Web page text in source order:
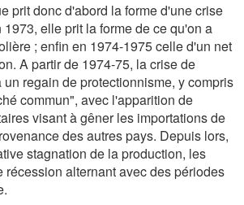
prit donc d'abord la forme d'une crise
elle prit la forme de ce qu'on a
; enfin en 1974-1975 celle d'un net
A partir de 1974-75, la crise de
regain de protectionnisme, y compris
commun", avec l'apparition de
visant à gêner les importations de
des autres pays. Depuis lors,
stagnation de la production, les
récession alternant avec des périodes